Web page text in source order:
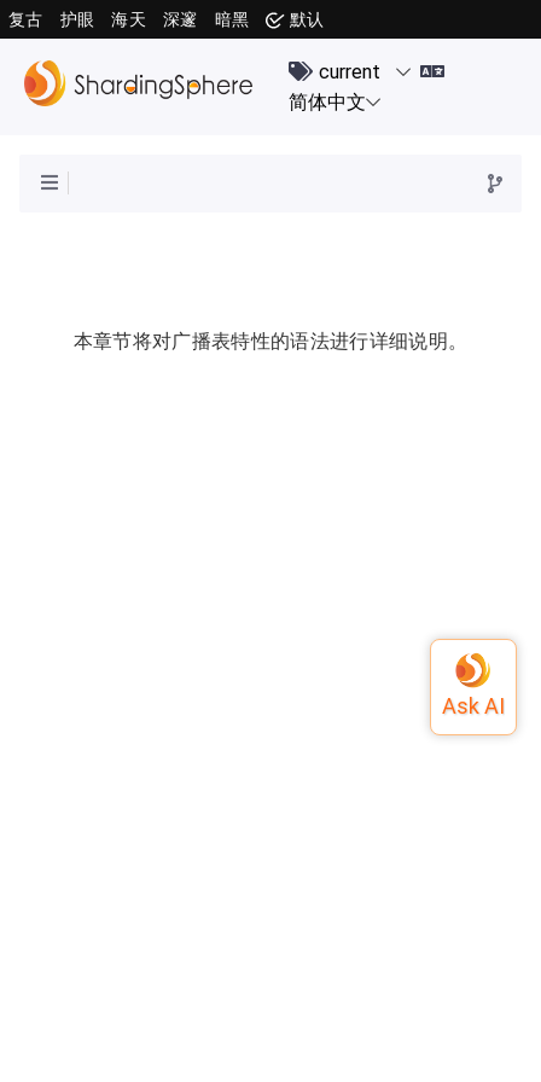
复古 护眼 海天 深邃 暗黑 默认
本章节将对广播表特性的语法进行详细说明。